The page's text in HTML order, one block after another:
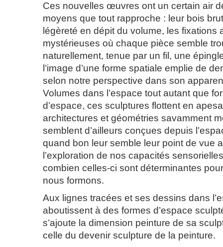
Ces nouvelles œuvres ont un certain air
moyens que tout rapproche : leur bois
légèreté en dépit du volume, les fixations
mystérieuses où chaque pièce semble
naturellement, tenue par un fil, une
l’image d’une forme spatiale emplie de
selon notre perspective dans son
Volumes dans l’espace tout autant que
d’espace, ces sculptures flottent en
architectures et géométries savamment
semblent d’ailleurs conçues depuis
quand bon leur semble leur point de vue
l’exploration de nos capacités
combien celles-ci sont déterminantes
nous formons.
Aux lignes tracées et ses dessins dans
aboutissent à des formes d’espace
s’ajoute la dimension peinture de sa
celle du devenir sculpture de la peinture.